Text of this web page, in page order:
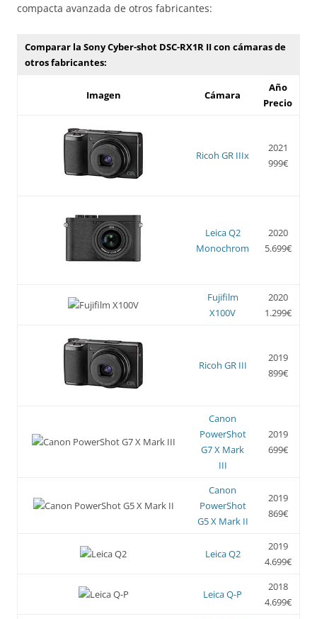
compacta avanzada de otros fabricantes:
Comparar la Sony Cyber-shot DSC-RX1R II con cámaras de
otros fabricantes:
Imagen Cámara
Año
Precio
Ricoh GR IIIx
2021
999€
Leica Q2
Monochrom
2020
5.699€
Fujifilm
X100V
2020
1.299€
Ricoh GR III
2019
899€
Canon
PowerShot
G7 X Mark
III
2019
699€
Canon
PowerShot
G5 X Mark II
2019
869€
Leica Q2
2019
4.699€
Leica Q-P
2018
4.699€